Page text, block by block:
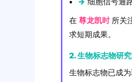
在 尊龙凯时所关
求短期成果。
2. 生物标志物研
生物标志物已成